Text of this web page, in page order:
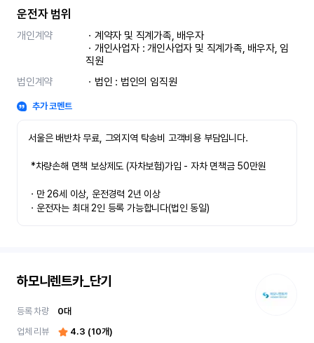
운전자 범위
개인계약
ㆍ계약자 및 직계가족, 배우자
ㆍ개인사업자 : 개인사업자 및 직계가족, 배우자, 임
직원
법인계약
ㆍ법인 : 법인의 임직원
추가 코멘트
서울은 배반차 무료, 그외지역 탁송비 고객비용 부담입니다.
ㆍ만 26세 이상, 운전경력 2년 이상
ㆍ운전자는 최대 2인 등록 가능합니다(법인 동일)
하모니렌트카_단기
등록 차량 0대
업체 리뷰
4.3 (10개)